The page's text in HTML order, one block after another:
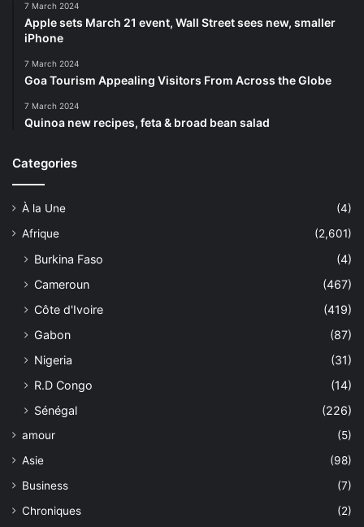
7 March 2024
Apple sets March 21 event, Wall Street sees new, smaller
iPhone
7 March 2024
Goa Tourism Appealing Visitors From Across the Globe
7 March 2024
Quinoa new recipes, feta & broad bean salad
Categories
À la Une
(4)
Afrique
(2,601)
Burkina Faso
(4)
Cameroun
(467)
Côte d'Ivoire
(419)
Gabon
(87)
Nigeria
(31)
R.D Congo
(14)
Sénégal
(226)
amour
(5)
Asie
(98)
Business
(7)
Chroniques
(2)